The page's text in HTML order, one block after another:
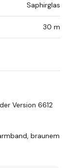
Saphirglas
30 m
Version 6612
braunem